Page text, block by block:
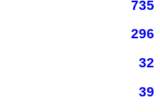
735
296
32
39